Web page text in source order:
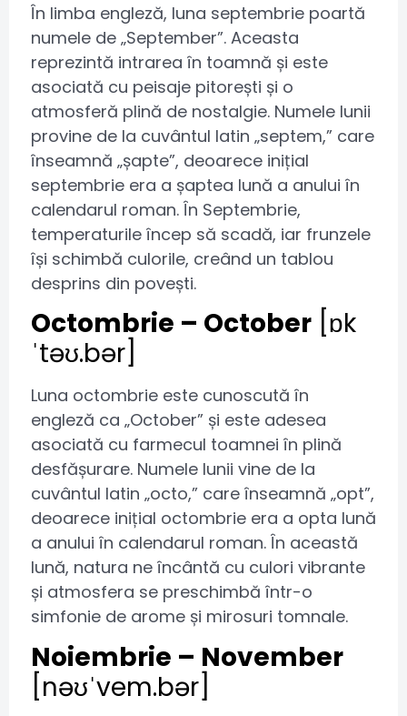
În limba engleză, luna septembrie poartă
numele de „September”. Aceasta
reprezintă intrarea în toamnă și este
asociată cu peisaje pitorești și o
atmosferă plină de nostalgie. Numele lunii
provine de la cuvântul latin „septem,” care
înseamnă „șapte”, deoarece inițial
septembrie era a șaptea lună a anului în
calendarul roman. În Septembrie,
temperaturile încep să scadă, iar frunzele
își schimbă culorile, creând un tablou
desprins din povești.
Octombrie – October [ɒk
ˈtəʊ.bər]
Luna octombrie este cunoscută în
engleză ca „October” și este adesea
asociată cu farmecul toamnei în plină
desfășurare. Numele lunii vine de la
cuvântul latin „octo,” care înseamnă „opt”,
deoarece inițial octombrie era a opta lună
a anului în calendarul roman. În această
lună, natura ne încântă cu culori vibrante
și atmosfera se preschimbă într-o
simfonie de arome și mirosuri tomnale.
Noiembrie – November
[nəʊˈvem.bər]